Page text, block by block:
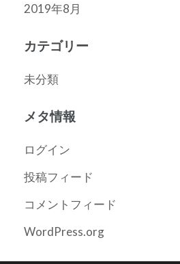
2019年8月
カテゴリー
未分類
メタ情報
ログイン
投稿フィード
コメントフィード
WordPress.org